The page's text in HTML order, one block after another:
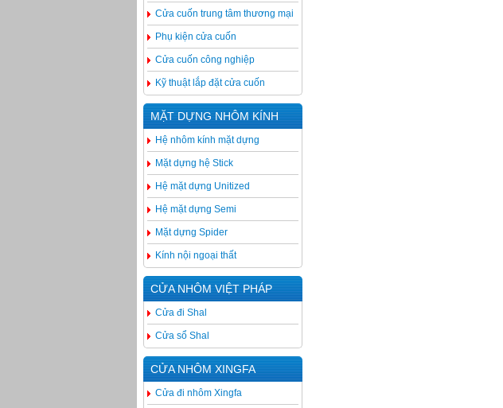
Cửa cuốn trung tâm thương mại
Phụ kiện cửa cuốn
Cửa cuốn công nghiệp
Kỹ thuật lắp đặt cửa cuốn
MẶT DỰNG NHÔM KÍNH
Hệ nhôm kính mặt dựng
Mặt dựng hệ Stick
Hệ mặt dựng Unitized
Hệ mặt dựng Semi
Mặt dựng Spider
Kính nội ngoại thất
CỬA NHÔM VIỆT PHÁP
Cửa đi Shal
Cửa sổ Shal
CỬA NHÔM XINGFA
Cửa đi nhôm Xingfa